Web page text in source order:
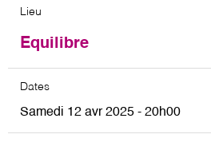
Lieu
Equilibre
Dates
Samedi 12 avr 2025 - 20h00